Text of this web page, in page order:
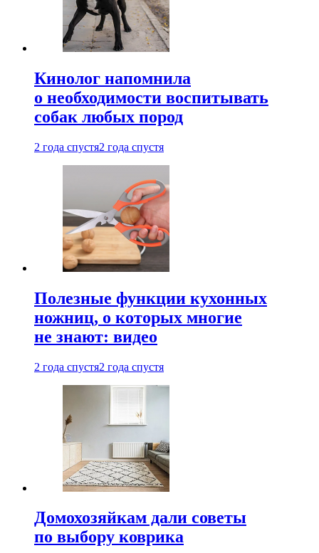
Кинолог напомнила
о необходимости воспитывать
собак любых пород
2 года спустя2 года спустя
Полезные функции кухонных
ножниц, о которых многие
не знают: видео
2 года спустя2 года спустя
Домохозяйкам дали советы
по выбору коврика